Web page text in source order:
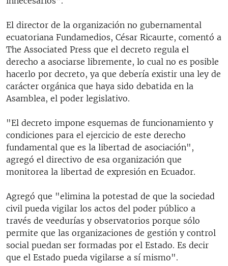
El director de la organización no gubernamental
ecuatoriana Fundamedios, César Ricaurte, comentó a
The Associated Press que el decreto regula el
derecho a asociarse libremente, lo cual no es posible
hacerlo por decreto, ya que debería existir una ley de
carácter orgánica que haya sido debatida en la
Asamblea, el poder legislativo.
"El decreto impone esquemas de funcionamiento y
condiciones para el ejercicio de este derecho
fundamental que es la libertad de asociación",
agregó el directivo de esa organización que
monitorea la libertad de expresión en Ecuador.
Agregó que "elimina la potestad de que la sociedad
civil pueda vigilar los actos del poder público a
través de veedurías y observatorios porque sólo
permite que las organizaciones de gestión y control
social puedan ser formadas por el Estado. Es decir
que el Estado pueda vigilarse a sí mismo".